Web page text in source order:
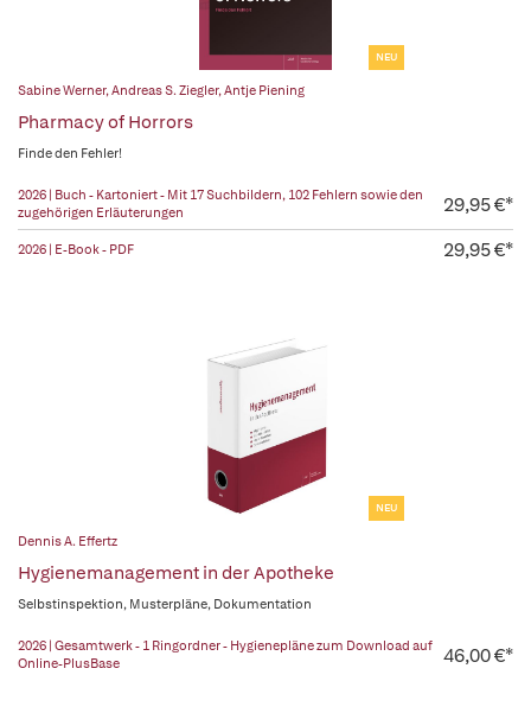
NEU
Sabine Werner,Andreas S. Ziegler,Antje Piening
Pharmacy of Horrors
Finde den Fehler!
2026 | Buch - Kartoniert - Mit 17 Suchbildern, 102 Fehlern sowie den
zugehörigen Erläuterungen
29,95 €*
2026 | E-Book - PDF 29,95 €*
NEU
Dennis A. Effertz
Hygienemanagement in der Apotheke
Selbstinspektion, Musterpläne, Dokumentation
2026 | Gesamtwerk - 1 Ringordner - Hygienepläne zum Download auf
Online-PlusBase
46,00 €*